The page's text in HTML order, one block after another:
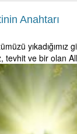
Anahtarı
yıkadığımız
tevhit ve bir olan